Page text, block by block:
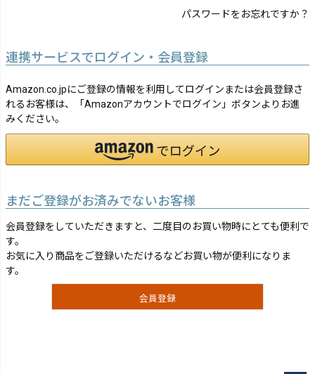
パスワードをお忘れですか？
連携サービスでログイン・会員登録
Amazon.co.jpにご登録の情報を利用してログインまたは会員登録さ
れるお客様は、「Amazonアカウントでログイン」ボタンよりお進
みください。
まだご登録がお済みでないお客様
会員登録をしていただきますと、二度目のお買い物時にとても便利で
す。
お気に入り商品をご登録いただけるなどお買い物が便利になりま
す。
会員登録